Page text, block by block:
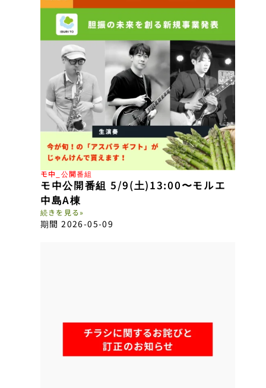
モ中_公開番組
モ中公開番組 5/9(土)13:00〜モルエ
中島A棟
続きを見る»
期間 2026-05-09